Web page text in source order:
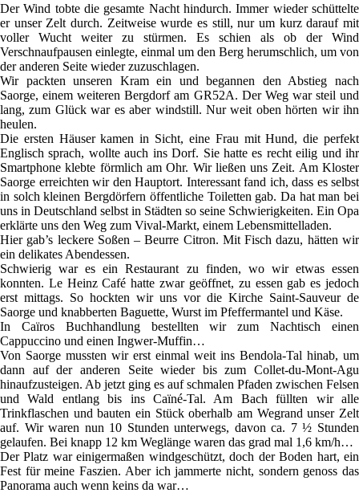
Der Wind tobte die gesamte Nacht hindurch. Immer wieder schüttelte
er unser Zelt durch. Zeitweise wurde es still, nur um kurz darauf mit
voller Wucht weiter zu stürmen. Es schien als ob der Wind
Verschnaufpausen einlegte, einmal um den Berg herumschlich, um von
der anderen Seite wieder zuzuschlagen.
Wir packten unseren Kram ein und begannen den Abstieg nach
Saorge, einem weiteren Bergdorf am GR52A. Der Weg war steil und
lang, zum Glück war es aber windstill. Nur weit oben hörten wir ihn
heulen.
Die ersten Häuser kamen in Sicht, eine Frau mit Hund, die perfekt
Englisch sprach, wollte auch ins Dorf. Sie hatte es recht eilig und ihr
Smartphone klebte förmlich am Ohr. Wir ließen uns Zeit. Am Kloster
Saorge erreichten wir den Hauptort. Interessant fand ich, dass es selbst
in solch kleinen Bergdörfern öffentliche Toiletten gab. Da hat man bei
uns in Deutschland selbst in Städten so seine Schwierigkeiten. Ein Opa
erklärte uns den Weg zum Vival-Markt, einem Lebensmittelladen.
Hier gab’s leckere Soßen – Beurre Citron. Mit Fisch dazu, hätten wir
ein delikates Abendessen.
Schwierig war es ein Restaurant zu finden, wo wir etwas essen
konnten. Le Heinz Café hatte zwar geöffnet, zu essen gab es jedoch
erst mittags. So hockten wir uns vor die Kirche Saint-Sauveur de
Saorge und knabberten Baguette, Wurst im Pfeffermantel und Käse.
In Caïros Buchhandlung bestellten wir zum Nachtisch einen
Cappuccino und einen Ingwer-Muffin…
Von Saorge mussten wir erst einmal weit ins Bendola-Tal hinab, um
dann auf der anderen Seite wieder bis zum Collet-du-Mont-Agu
hinaufzusteigen. Ab jetzt ging es auf schmalen Pfaden zwischen Felsen
und Wald entlang bis ins Caïné-Tal. Am Bach füllten wir alle
Trinkflaschen und bauten ein Stück oberhalb am Wegrand unser Zelt
auf. Wir waren nun 10 Stunden unterwegs, davon ca. 7 ½ Stunden
gelaufen. Bei knapp 12 km Weglänge waren das grad mal 1,6 km/h…
Der Platz war einigermaßen windgeschützt, doch der Boden hart, ein
Fest für meine Faszien. Aber ich jammerte nicht, sondern genoss das
Panorama auch wenn keins da war…